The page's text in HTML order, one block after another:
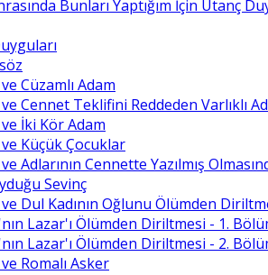
Bunları Yaptığım İçin Utanç
Cüzamlı Adam
Cennet Teklifini Reddeden Varlıklı
İki Kör Adam
ve Küçük Çocuklar
Adlarının Cennette Yazılmış
Sevinç
Dul Kadının Oğlunu Ölümden
Lazar'ı Ölümden Diriltmesi - 1.
Lazar'ı Ölümden Diriltmesi - 2.
Romalı Asker